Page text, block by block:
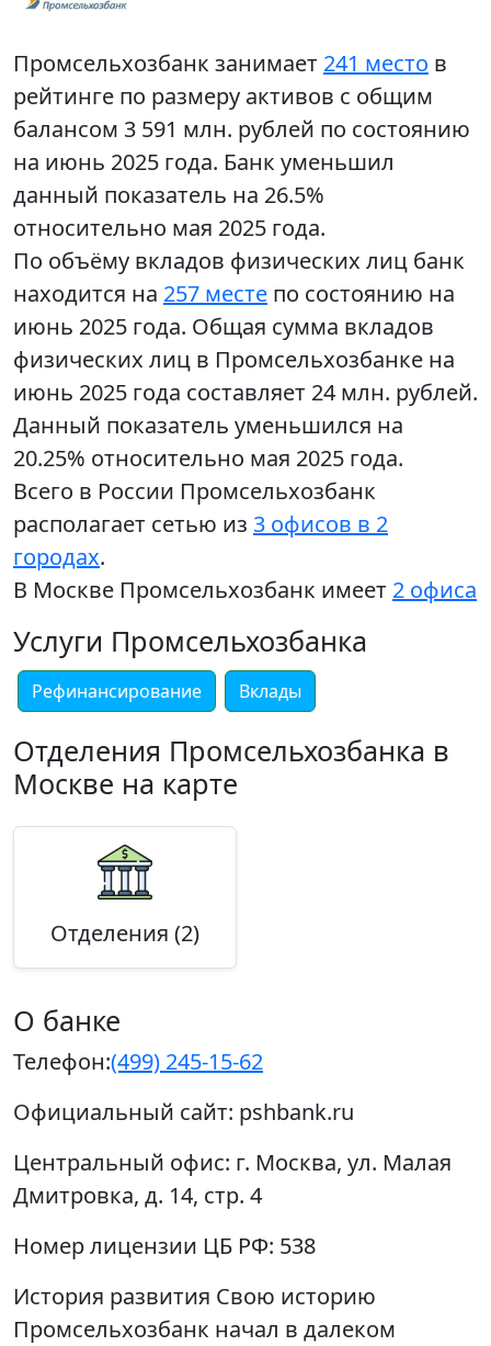
Промсельхозбанк занимает 241 место в
рейтинге по размеру активов с общим
балансом 3 591 млн. рублей по состоянию
на июнь 2025 года. Банк уменьшил
данный показатель на 26.5%
относительно мая 2025 года.
По объёму вкладов физических лиц банк
находится на 257 месте по состоянию на
июнь 2025 года. Общая сумма вкладов
физических лиц в Промсельхозбанке на
июнь 2025 года составляет 24 млн. рублей.
Данный показатель уменьшился на
20.25% относительно мая 2025 года.
Всего в России Промсельхозбанк
располагает сетью из 3 офисов в 2
городах.
В Москве Промсельхозбанк имеет 2 офиса
Услуги Промсельхозбанка
Рефинансирование Вклады
Отделения Промсельхозбанка в
Москве на карте
Отделения (2)
О банке
Телефон:(499) 245-15-62
Официальный сайт: pshbank.ru
Центральный офис: г. Москва, ул. Малая
Дмитровка, д. 14, стр. 4
Номер лицензии ЦБ РФ: 538
История развития Свою историю
Промсельхозбанк начал в далеком